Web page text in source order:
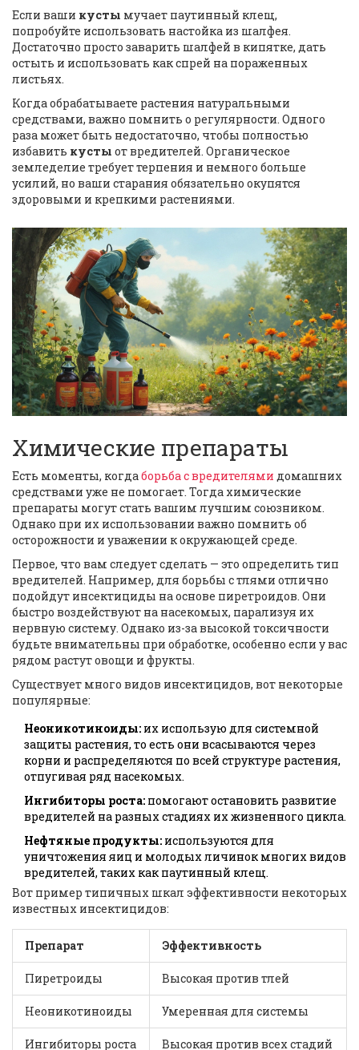
Если ваши кусты мучает паутинный клещ,
попробуйте использовать настойка из шалфея.
Достаточно просто заварить шалфей в кипятке, дать
остыть и использовать как спрей на пораженных
листьях.
Когда обрабатываете растения натуральными
средствами, важно помнить о регулярности. Одного
раза может быть недостаточно, чтобы полностью
избавить кусты от вредителей. Органическое
земледелие требует терпения и немного больше
усилий, но ваши старания обязательно окупятся
здоровыми и крепкими растениями.
Химические препараты
Есть моменты, когдаборьба с вредителями домашних
средствами уже не помогает. Тогда химические
препараты могут стать вашим лучшим союзником.
Однако при их использовании важно помнить об
осторожности и уважении к окружающей среде.
Первое, что вам следует сделать — это определить тип
вредителей. Например, для борьбы с тлями отлично
подойдут инсектициды на основе пиретроидов. Они
быстро воздействуют на насекомых, парализуя их
нервную систему. Однако из-за высокой токсичности
будьте внимательны при обработке, особенно если у вас
рядом растут овощи и фрукты.
Существует много видов инсектицидов, вот некоторые
популярные:
Неоникотиноиды: их использую для системной
защиты растения, то есть они всасываются через
корни и распределяются по всей структуре растения,
отпугивая ряд насекомых.
Ингибиторы роста: помогают остановить развитие
вредителей на разных стадиях их жизненного цикла.
Нефтяные продукты: используются для
уничтожения яиц и молодых личинок многих видов
вредителей, таких как паутинный клещ.
Вот пример типичных шкал эффективности некоторых
известных инсектицидов:
Препарат Эффективность
Пиретроиды Высокая против тлей
Неоникотиноиды Умеренная для системы
Ингибиторы роста Высокая против всех стадий